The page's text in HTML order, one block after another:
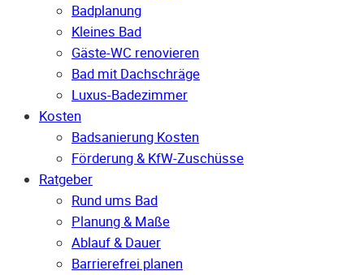
Badplanung
Kleines Bad
Gäste-WC renovieren
Bad mit Dachschräge
Luxus-Badezimmer
Kosten
Badsanierung Kosten
Förderung & KfW-Zuschüsse
Ratgeber
Rund ums Bad
Planung & Maße
Ablauf & Dauer
Barrierefrei planen